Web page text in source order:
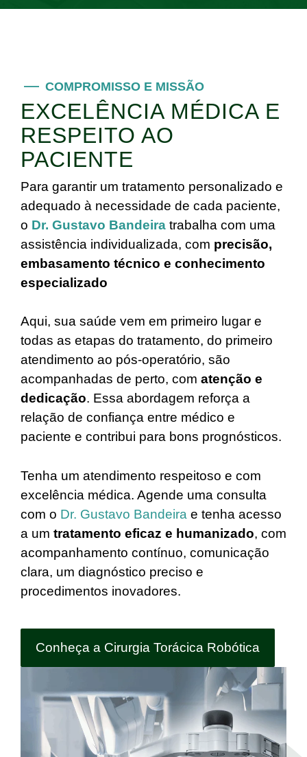
COMPROMISSO E MISSÃO
EXCELÊNCIA MÉDICA E
RESPEITO AO
PACIENTE
Para garantir um tratamento personalizado e
adequado à necessidade de cada paciente,
o Dr. Gustavo Bandeira trabalha com uma
assistência individualizada, com precisão,
embasamento técnico e conhecimento
especializado
Aqui, sua saúde vem em primeiro lugar e
todas as etapas do tratamento, do primeiro
atendimento ao pós-operatório, são
acompanhadas de perto, com atenção e
dedicação. Essa abordagem reforça a
relação de confiança entre médico e
paciente e contribui para bons prognósticos.
Tenha um atendimento respeitoso e com
excelência médica. Agende uma consulta
com o Dr. Gustavo Bandeira e tenha acesso
a um tratamento eficaz e humanizado, com
acompanhamento contínuo, comunicação
clara, um diagnóstico preciso e
procedimentos inovadores.
Conheça a Cirurgia Torácica Robótica